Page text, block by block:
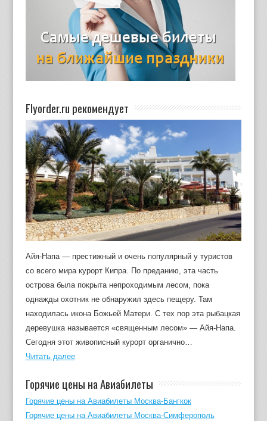
Flyorder.ru рекомендует
Айя-Напа — престижный и очень популярный у туристов
со всего мира курорт Кипра. По преданию, эта часть
острова была покрыта непроходимым лесом, пока
однажды охотник не обнаружил здесь пещеру. Там
находилась икона Божьей Матери. С тех пор эта рыбацкая
деревушка называется «священным лесом» — Айя-Напа.
Сегодня этот живописный курорт органично…
Читать далее
Горячие цены на Авиабилеты
Горячие цены на Авиабилеты Москва-Бангкок
Горячие цены на Авиабилеты Москва-Симферополь